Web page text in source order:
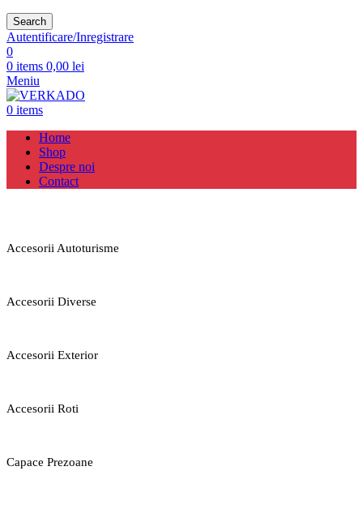
Search
Autentificare/Inregistrare
0
0 items 0,00 lei
Meniu
0 items
Home
Shop
Despre noi
Contact
Accesorii Autoturisme
Accesorii Diverse
Accesorii Exterior
Accesorii Roti
Capace Prezoane